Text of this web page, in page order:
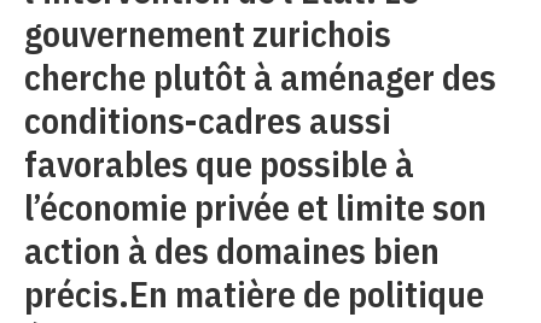
gouvernement zurichois
cherche plutôt à aménager des
conditions-cadres aussi
favorables que possible à
l’économie privée et limite son
action à des domaines bien
précis.En matière de politique